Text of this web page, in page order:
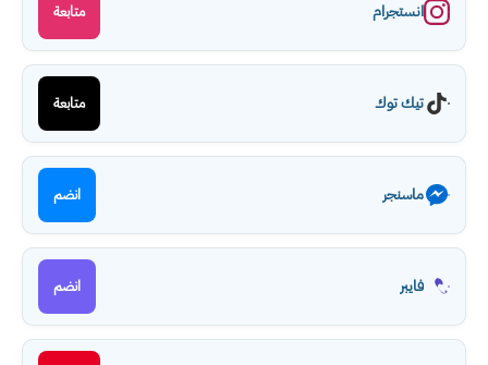
انستجرام متابعة
تيك توك متابعة
ماسنجر انضم
فايبر انضم